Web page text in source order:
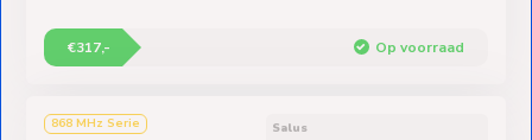
Contact
€317,- Op voorraad
868 MHz Serie Salus